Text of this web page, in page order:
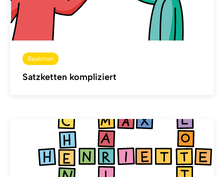
Reaktion
Satzketten kompliziert